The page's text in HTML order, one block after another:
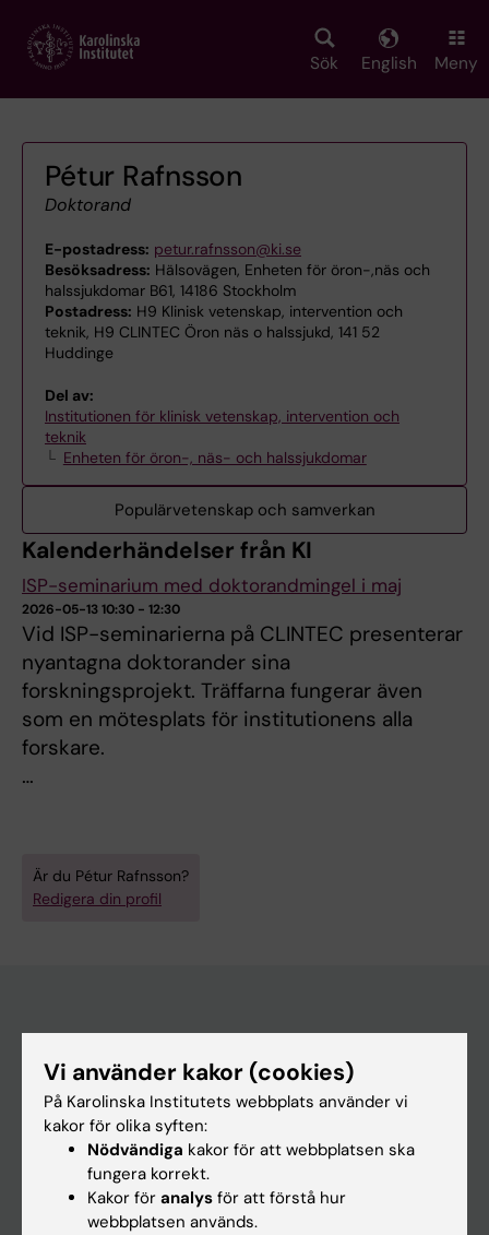
main
Sök English Meny
Pétur Rafnsson
Doktorand
E-postadress: petur.rafnsson@ki.se
Besöksadress: Hälsovägen, Enheten för öron-,näs och
halssjukdomar B61, 14186 Stockholm
Postadress: H9 Klinisk vetenskap, intervention och
teknik, H9 CLINTEC Öron näs o halssjukd, 141 52
Huddinge
Del av:
Institutionen för klinisk vetenskap, intervention och
teknik
Enheten för öron-, näs- och halssjukdomar
Populärvetenskap och samverkan
Kalenderhändelser från KI
ISP-seminarium med doktorandmingel i maj
2026-05-13 10:30 - 12:30
Vid ISP-seminarierna på CLINTEC presenterar
nyantagna doktorander sina
forskningsprojekt. Träffarna fungerar även
som en mötesplats för institutionens alla
forskare.
…
Är du Pétur Rafnsson?
Redigera din profil
Utbildning
Forskarutbildning
Forskning
Vi använder kakor (cookies)
På Karolinska Institutets webbplats använder vi
kakor för olika syften:
Nödvändiga kakor för att webbplatsen ska
fungera korrekt.
Kakor för analys för att förstå hur
webbplatsen används.